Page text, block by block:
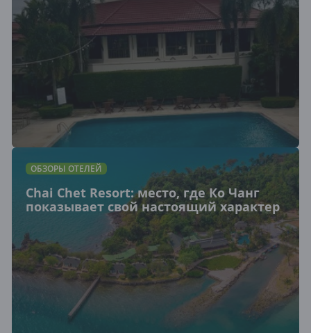
ОБЗОРЫ ОТЕЛЕЙ
Chai Chet Resort: место, где Ко Чанг
показывает свой настоящий характер